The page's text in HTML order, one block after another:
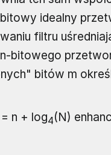
idealny
filtru
bitowego
bitów m
n + log4(N)